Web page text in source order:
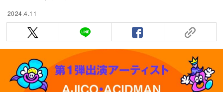
2024.4.11